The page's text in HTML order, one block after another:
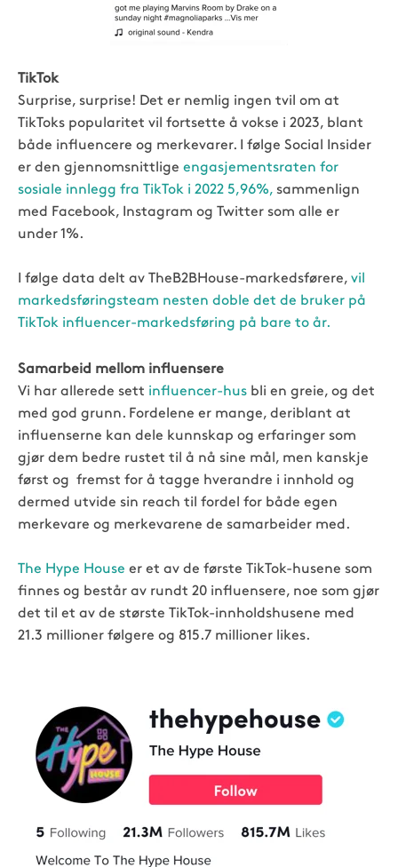
TikTok
Surprise, surprise! Det er nemlig ingen tvil om at
TikToks popularitet vil fortsette å vokse i 2023, blant
både influencere og merkevarer. I følge Social Insider
er den gjennomsnittlige engasjementsraten for
sosiale innlegg fra TikTok i 2022 5,96%, sammenlign
med Facebook, Instagram og Twitter som alle er
under 1%.
I følge data delt av TheB2BHouse-markedsførere, vil
markedsføringsteam nesten doble det de bruker på
TikTok influencer-markedsføring på bare to år.
Samarbeid mellom influensere
Vi har allerede sett influencer-hus bli en greie, og det
med god grunn. Fordelene er mange, deriblant at
influenserne kan dele kunnskap og erfaringer som
gjør dem bedre rustet til å nå sine mål, men kanskje
først og fremst for å tagge hverandre i innhold og
dermed utvide sin reach til fordel for både egen
merkevare og merkevarene de samarbeider med.
The Hype House er et av de første TikTok-husene som
finnes og består av rundt 20 influensere, noe som gjør
det til et av de største TikTok-innholdshusene med
21.3 millioner følgere og 815.7 millioner likes.